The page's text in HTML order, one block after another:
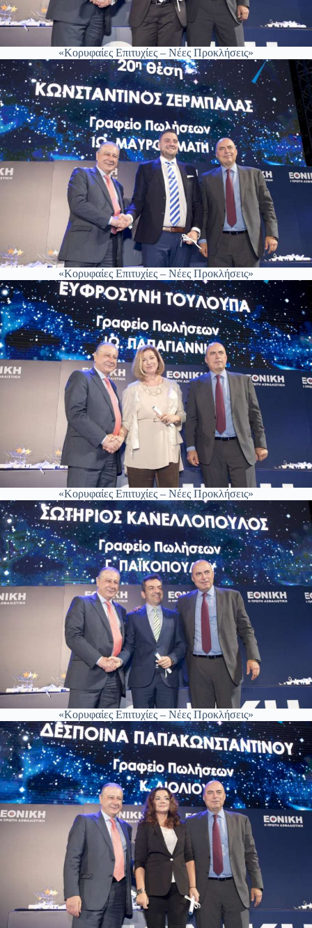
«Κορυφαίες Επιτυχίες – Νέες Προκλήσεις»
«Κορυφαίες Επιτυχίες – Νέες Προκλήσεις»
«Κορυφαίες Επιτυχίες – Νέες Προκλήσεις»
«Κορυφαίες Επιτυχίες – Νέες Προκλήσεις»